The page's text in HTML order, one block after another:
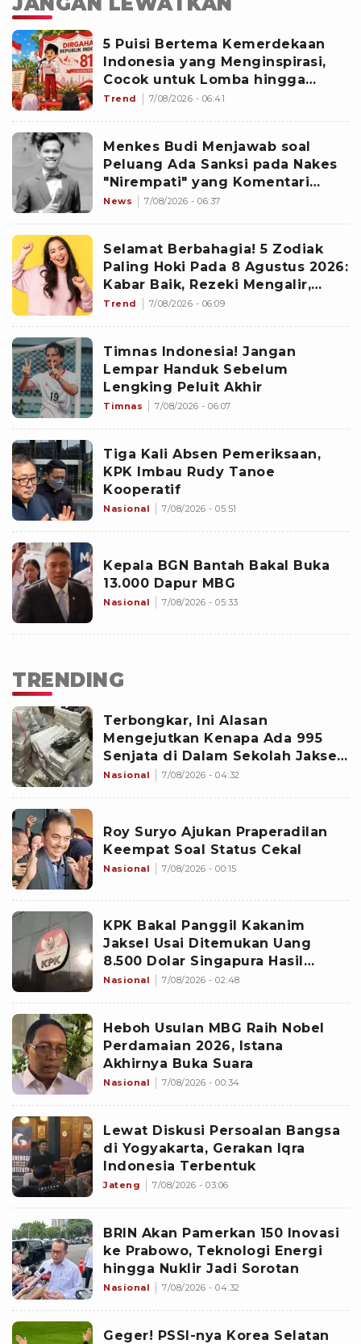
5 Puisi Bertema Kemerdekaan
Indonesia yang Menginspirasi,
Cocok untuk Lomba hingga
Upacara HUT ke-81 RI
Trend 7/08/2026 - 06:41
Menkes Budi Menjawab soal
Peluang Ada Sanksi pada Nakes
"Nirempati" yang Komentari
Curhatan Pasien BPJS Yurizal
News 7/08/2026 - 06:37
Selamat Berbahagia! 5 Zodiak
Paling Hoki Pada 8 Agustus 2026:
Kabar Baik, Rezeki Mengalir,
Peluang Baru Berdatangan
Trend 7/08/2026 - 06:09
Timnas Indonesia! Jangan
Lempar Handuk Sebelum
Lengking Peluit Akhir
Timnas 7/08/2026 - 06:07
Tiga Kali Absen Pemeriksaan,
KPK Imbau Rudy Tanoe
Kooperatif
Nasional 7/08/2026 - 05:51
Kepala BGN Bantah Bakal Buka
13.000 Dapur MBG
Nasional 7/08/2026 - 05:33
TRENDING
Terbongkar, Ini Alasan
Mengejutkan Kenapa Ada 995
Senjata di Dalam Sekolah Jaksel
Sejak 2020
Nasional 7/08/2026 - 04:32
Roy Suryo Ajukan Praperadilan
Keempat Soal Status Cekal
Nasional 7/08/2026 - 00:15
KPK Bakal Panggil Kakanim
Jaksel Usai Ditemukan Uang
8.500 Dolar Singapura Hasil
Penggeledahan
Nasional 7/08/2026 - 02:48
Heboh Usulan MBG Raih Nobel
Perdamaian 2026, Istana
Akhirnya Buka Suara
Nasional 7/08/2026 - 00:34
Lewat Diskusi Persoalan Bangsa
di Yogyakarta, Gerakan Iqra
Indonesia Terbentuk
Jateng 7/08/2026 - 03:06
BRIN Akan Pamerkan 150 Inovasi
ke Prabowo, Teknologi Energi
hingga Nuklir Jadi Sorotan
Nasional 7/08/2026 - 04:32
Geger! PSSI-nya Korea Selatan